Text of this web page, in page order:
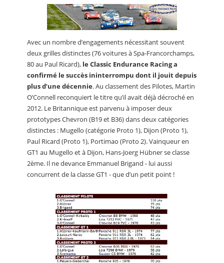
Avec un nombre d’engagements nécessitant souvent
deux grilles distinctes (76 voitures à Spa-Francorchamps,
80 au Paul Ricard), le Classic Endurance Racing a
confirmé le succès ininterrompu dont il jouit depuis
plus d’une décennie. Au classement des Pilotes, Martin
O’Connell reconquiert le titre qu’il avait déjà décroché en
2012. Le Britannique est parvenu à imposer deux
prototypes Chevron (B19 et B36) dans deux catégories
distinctes : Mugello (catégorie Proto 1), Dijon (Proto 1),
Paul Ricard (Proto 1), Portimao (Proto 2). Vainqueur en
GT1 au Mugello et à Dijon, Hans-Joerg Hübner se classe
2ème. Il ne devance Emmanuel Brigand - lui aussi
concurrent de la classe GT1 - que d’un petit point !